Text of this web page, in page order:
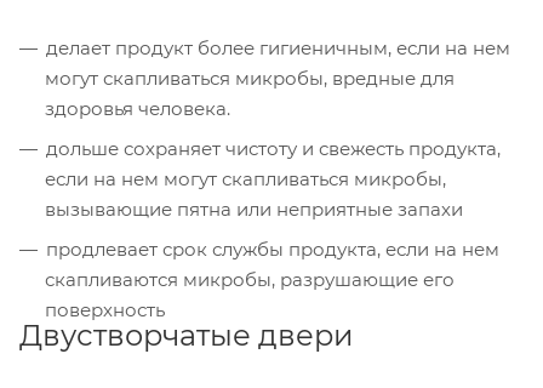
делает продукт более гигиеничным, если на нем
могут скапливаться микробы, вредные для
здоровья человека.
дольше сохраняет чистоту и свежесть продукта,
если на нем могут скапливаться микробы,
вызывающие пятна или неприятные запахи
продлевает срок службы продукта, если на нем
скапливаются микробы, разрушающие его
поверхность
Двустворчатые двери